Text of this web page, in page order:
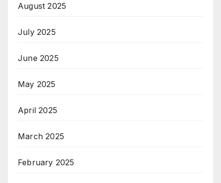
August 2025
July 2025
June 2025
May 2025
April 2025
March 2025
February 2025